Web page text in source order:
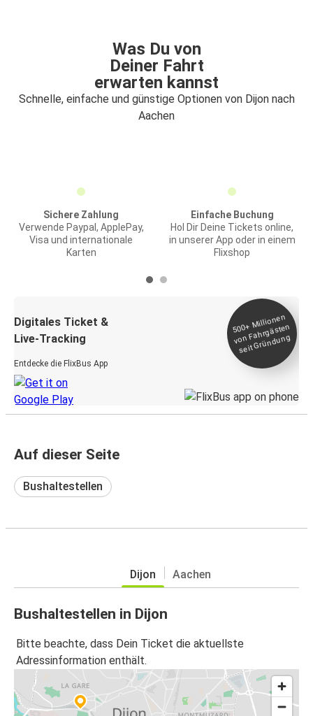
Was Du von
Deiner Fahrt
erwarten kannst
Schnelle, einfache und günstige Optionen von Dijon nach
Aachen
Sichere Zahlung
Verwende Paypal, ApplePay,
Visa und internationale
Karten
Einfache Buchung
Hol Dir Deine Tickets online,
in unserer App oder in einem
Flixshop
Digitales Ticket &
Live-Tracking
Entdecke die FlixBus App
500+
Millionen
von Fahrgästen
seit
Gründung
Auf dieser Seite
Bushaltestellen
Dijon Aachen
Bushaltestellen in Dijon
Bitte beachte, dass Dein Ticket die aktuellste
Adressinformation enthält.